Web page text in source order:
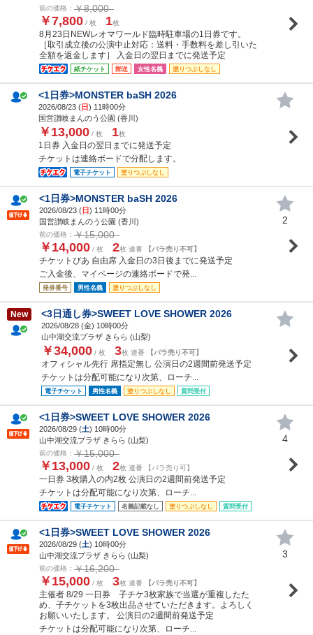
前の価格： ￥8,000
￥7,800 / 枚 1枚
8月23日NEWレオマワールド臨時駐車場の1日券です。
［取引成立後の公演中止対応：送料・手数料を差し引いた
全額を返金します］ 入金日の翌日までに発送予定
紙チケット 郵送 女性名義 塗りつぶしなし
<1日券>MONSTER baSH 2026
2026/08/23 (日) 11時00分
国営讃岐まんのう公園 (香川)
￥13,000 / 枚 1枚
1日券 入金日の翌日までに発送予定
チケットは連絡ボードで分配します。
電子チケット 塗りつぶしなし
<1日券>MONSTER baSH 2026
2026/08/23 (日) 11時00分
国営讃岐まんのう公園 (香川)
前の価格： ￥15,000
￥14,000 / 枚 2枚 連番 【バラ売り不可】
チケットぴあ 自由席 入金日の3日後までに発送予定
ご入金後、マイページの連絡ボードで発...
発券番号 男性名義 塗りつぶしなし
2
New <3日通し券>SWEET LOVE SHOWER 2026
2026/08/28 (金) 10時00分
山中湖交流プラザ きらら (山梨)
￥34,000 / 枚 3枚 連番 【バラ売り不可】
オフィシャル先行 席指定無し 公演日の2週間前発送予定
チケットは分配可能になり次第、ローチ...
電子チケット 男性名義 塗りつぶしなし 質問受付
<1日券>SWEET LOVE SHOWER 2026
2026/08/29 (土) 10時00分
山中湖交流プラザ きらら (山梨)
前の価格： ￥15,000
￥13,000 / 枚 2枚 連番 【バラ売り可】
一日券 3枚購入の内2枚 公演日の2週間前発送予定
チケットは分配可能になり次第、ローチ...
電子チケット 名義記載なし 塗りつぶしなし 質問受付
4
<1日券>SWEET LOVE SHOWER 2026
2026/08/29 (土) 10時00分
山中湖交流プラザ きらら (山梨)
前の価格： ￥16,200
￥15,000 / 枚 3枚 連番 【バラ売り不可】
主催者 8/29 一日券 子チケ3枚家族で当選が重複したた
め、子チケットを3枚出品させていただきます。よろしく
お願いいたします。 公演日の2週間前発送予定
チケットは分配可能になり次第、ローチ...
3